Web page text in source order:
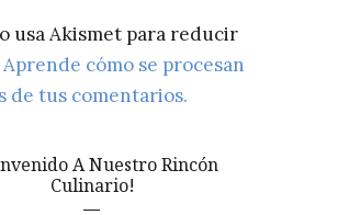
usa Akismet para reducir
Aprende cómo se procesan
de tus comentarios.
A Nuestro Rincón
Culinario!